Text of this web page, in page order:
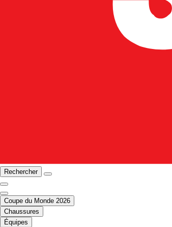
Rechercher
Coupe du Monde 2026
Chaussures
Équipes